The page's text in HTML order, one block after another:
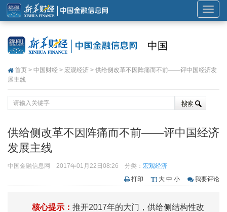
展
开
导
中国
首页 > 中国财经 > 宏观经济 > 供给侧改革不因阵痛而不前——评中国经济发
展主线
供给侧改革不因阵痛而不前——评中国经济
发展主线
中国金融信息网 2017年01月22日08:26 分类： 宏观经济
打印
大 中 小 我要评论
核心提示： 推开2017年的大门，供给侧结构性改